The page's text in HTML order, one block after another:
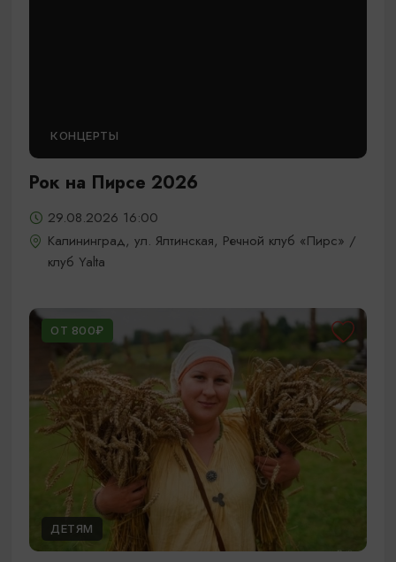
КОНЦЕРТЫ
Рок на Пирсе 2026
29.08.2026 16:00
Калининград, ул. Ялтинская, Речной клуб «Пирс» /
клуб Yalta
ОТ 800₽
ДЕТЯМ